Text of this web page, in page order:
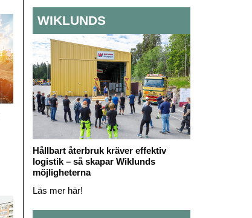
WIKLUNDS
Hållbart återbruk kräver effektiv
logistik – så skapar Wiklunds
möjligheterna
Läs mer här!